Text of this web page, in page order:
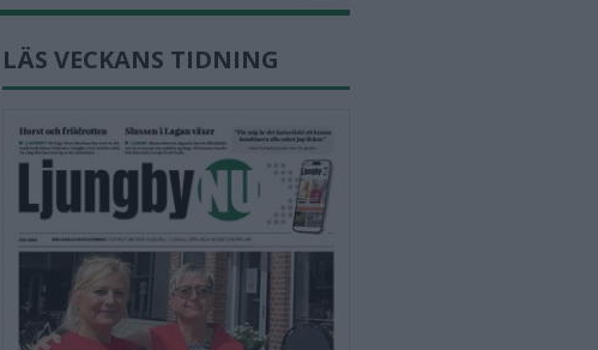
LÄS VECKANS TIDNING